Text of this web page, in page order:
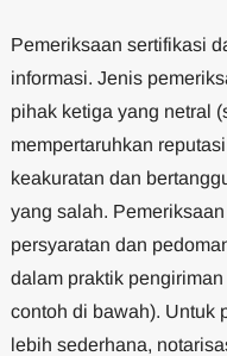
Pemeriksaan sertifikasi
informasi. Jenis
pihak ketiga yang netral
mempertaruhkan
keakuratan dan
yang salah.
persyaratan dan
dalam praktik
contoh di bawah). Untuk
lebih sederhana,